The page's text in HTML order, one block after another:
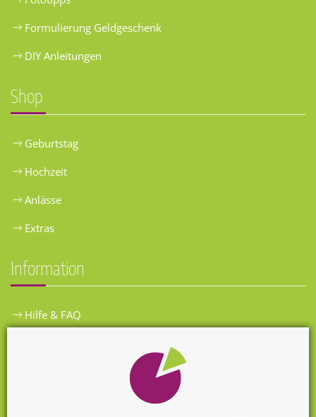
Formulierung Geldgeschenk
DIY Anleitungen
Shop
Geburtstag
Hochzeit
Anlässe
Extras
Information
Hilfe & FAQ